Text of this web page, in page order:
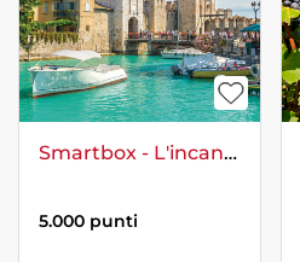
Smartbox - L'incantesimo del lago: 2 giorni sulle rive del Garda
5.000 punti